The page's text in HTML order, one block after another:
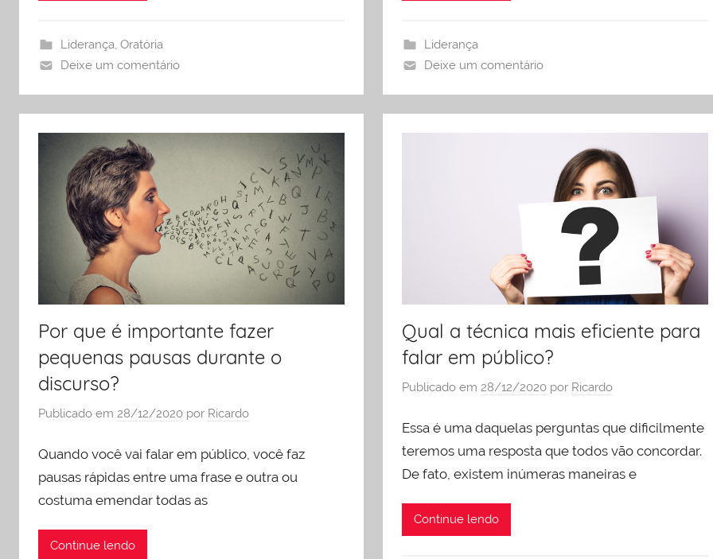
Liderança, Oratória
Deixe um comentário
Liderança
Deixe um comentário
Por que é importante fazer
pequenas pausas durante o
discurso?
Publicado em 28/12/2020 por Ricardo
Quando você vai falar em público, você faz
pausas rápidas entre uma frase e outra ou
costuma emendar todas as
Continue lendo
Qual a técnica mais eficiente para
falar em público?
Publicado em28/12/2020 por Ricardo
Essa é uma daquelas perguntas que dificilmente
teremos uma resposta que todos vão concordar.
De fato, existem inúmeras maneiras e
Continue lendo